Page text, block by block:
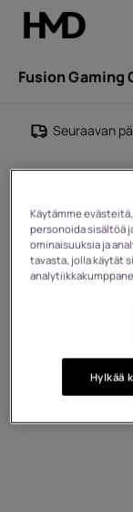
Fusion Gaming
Seuraavan
Käytämme
personoida sisältöä
ominaisuuksia ja
tavasta, jolla käytät
Hylkää